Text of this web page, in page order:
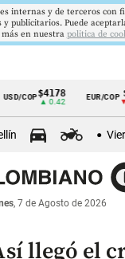
$4178
▲ 0.42
EUR/COP $3639
▼ 33.00
, 7 de Agosto de 2026
llegó el
internas y de terceros con
publicitarios. Puede
en nuestra politica de